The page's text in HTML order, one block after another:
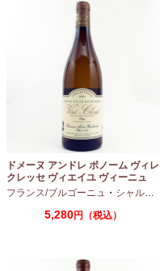
ドメーヌ アンドレ ボノーム ヴィレ
クレッセ ヴィエイユ ヴィーニュ
2024 750ml
フランス/ブルゴーニュ ・ シャルドネ
5,280円（税込）